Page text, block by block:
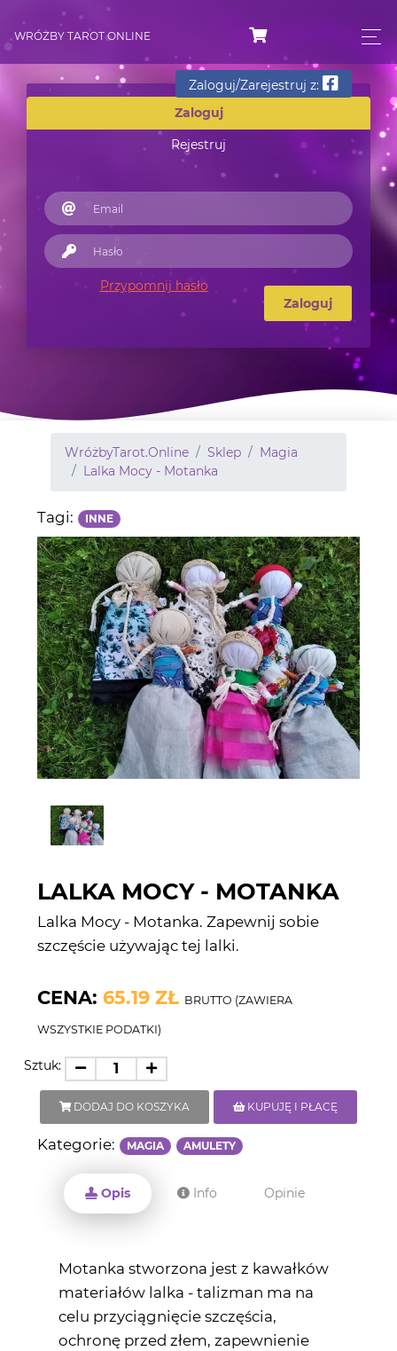
WRÓŻBY TAROT ONLINE
Zaloguj
Rejestruj
Zaloguj/Zarejestruj z:
Przypomnij hasło
Zaloguj
WróżbyTarot.Online Sklep
Magia
Lalka Mocy - Motanka
Tagi: INNE
LALKA MOCY - MOTANKA
Lalka Mocy - Motanka. Zapewnij sobie
szczęście używając tej lalki.
CENA: 65.19 ZŁ BRUTTO (ZAWIERA
WSZYSTKIE PODATKI)
Sztuk:
DODAJ DO KOSZYKA KUPUJĘ I PŁACĘ
Kategorie: MAGIA AMULETY
Opis Info Opinie
Motanka stworzona jest z kawałków
materiałów lalka - talizman ma na
celu przyciągnięcie szczęścia,
ochronę przed złem, zapewnienie